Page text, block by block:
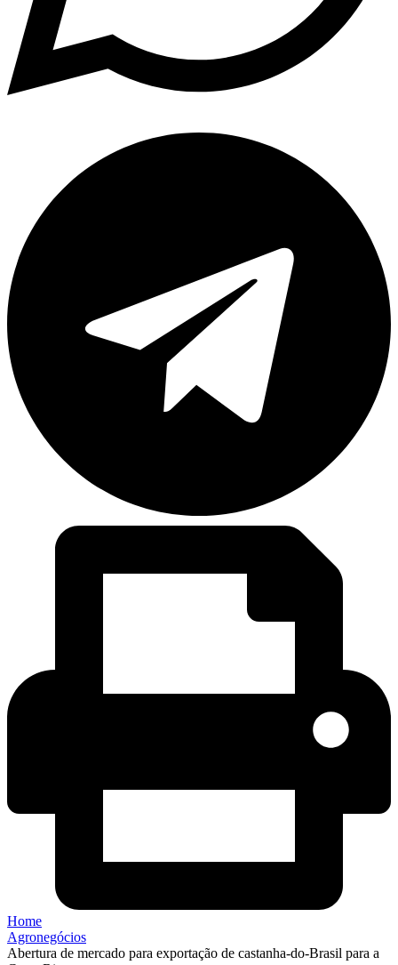
Home
Agronegócios
Abertura de mercado para exportação de castanha-do-Brasil para a